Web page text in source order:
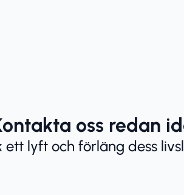
oss redan
ett lyft och förläng dess